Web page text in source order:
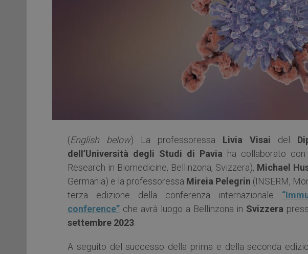
(English below) La professoressa Livia Visai del
dell’Università degli Studi di Pavia ha collaborato
Research in Biomedicine, Bellinzona, Svizzera), Michael
Germania) e la professoressa Mireia Pelegrin (INSERM,
terza edizione della conferenza internazionale
conference” che avrà luogo a Bellinzona in Svizzera
settembre 2023
A seguito del successo della prima e della seconda